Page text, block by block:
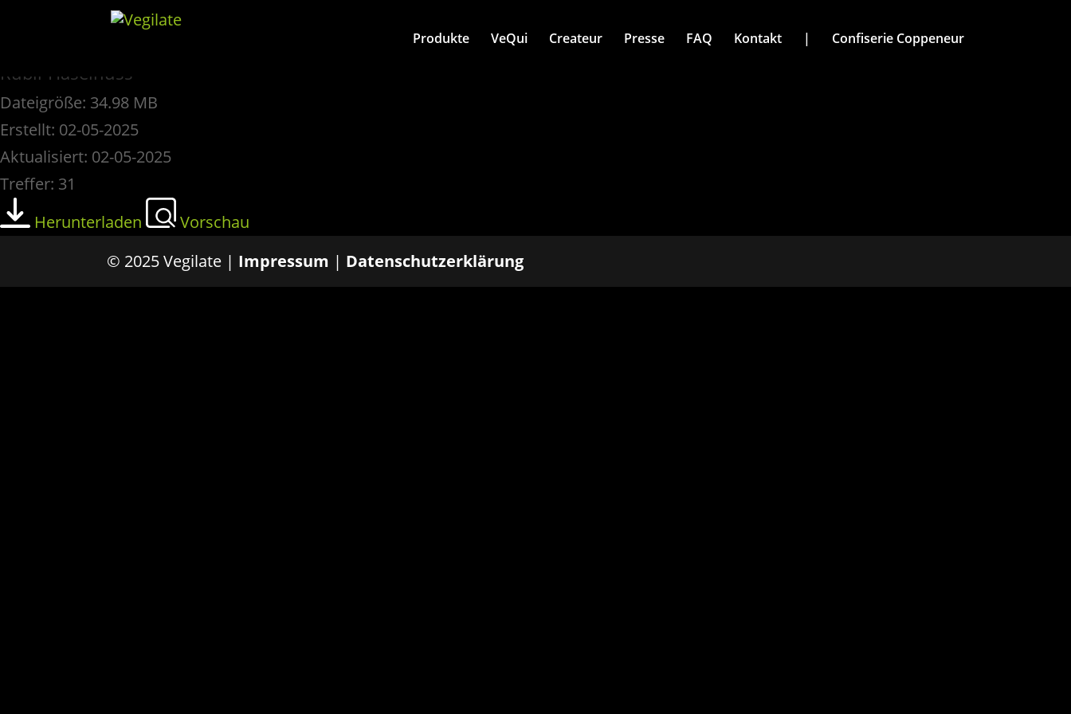
Produkte VeQui Createur Presse FAQ Kontakt | Confiserie Coppeneur
Rübli-Haselnuss
Dateigröße: 34.98 MB
Erstellt: 02-05-2025
Aktualisiert: 02-05-2025
Treffer: 31
Herunterladen
Vorschau
© 2025 Vegilate | Impressum | Datenschutzerklärung